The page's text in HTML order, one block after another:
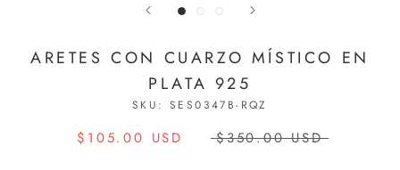
ARETES CON CUARZO MÍSTICO EN
PLATA 925
SKU:SES0347B-RQZ
$105.00 USD $350.00 USD